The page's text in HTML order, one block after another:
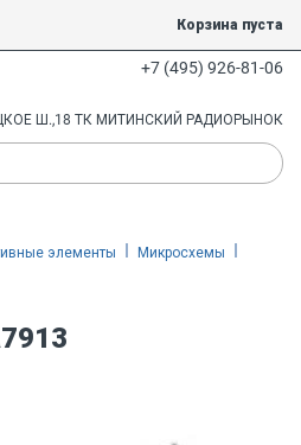
Корзина пуста
+7 (495) 926-81-06
Ш.,18 ТК МИТИНСКИЙ РАДИОРЫНОК
элементы
Микросхемы